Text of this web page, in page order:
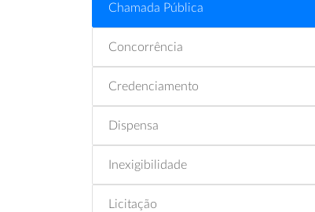
Chamada Pública
Concorrência
Credenciamento
Dispensa
Inexigibilidade
Licitação